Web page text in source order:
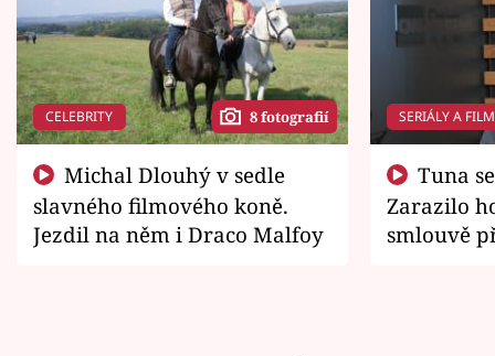
CELEBRITY 8 fotografií
slavného filmového koně.
Jezdil na něm i Draco Malfoy
SERIÁLY A
Zarazilo
smlouvě